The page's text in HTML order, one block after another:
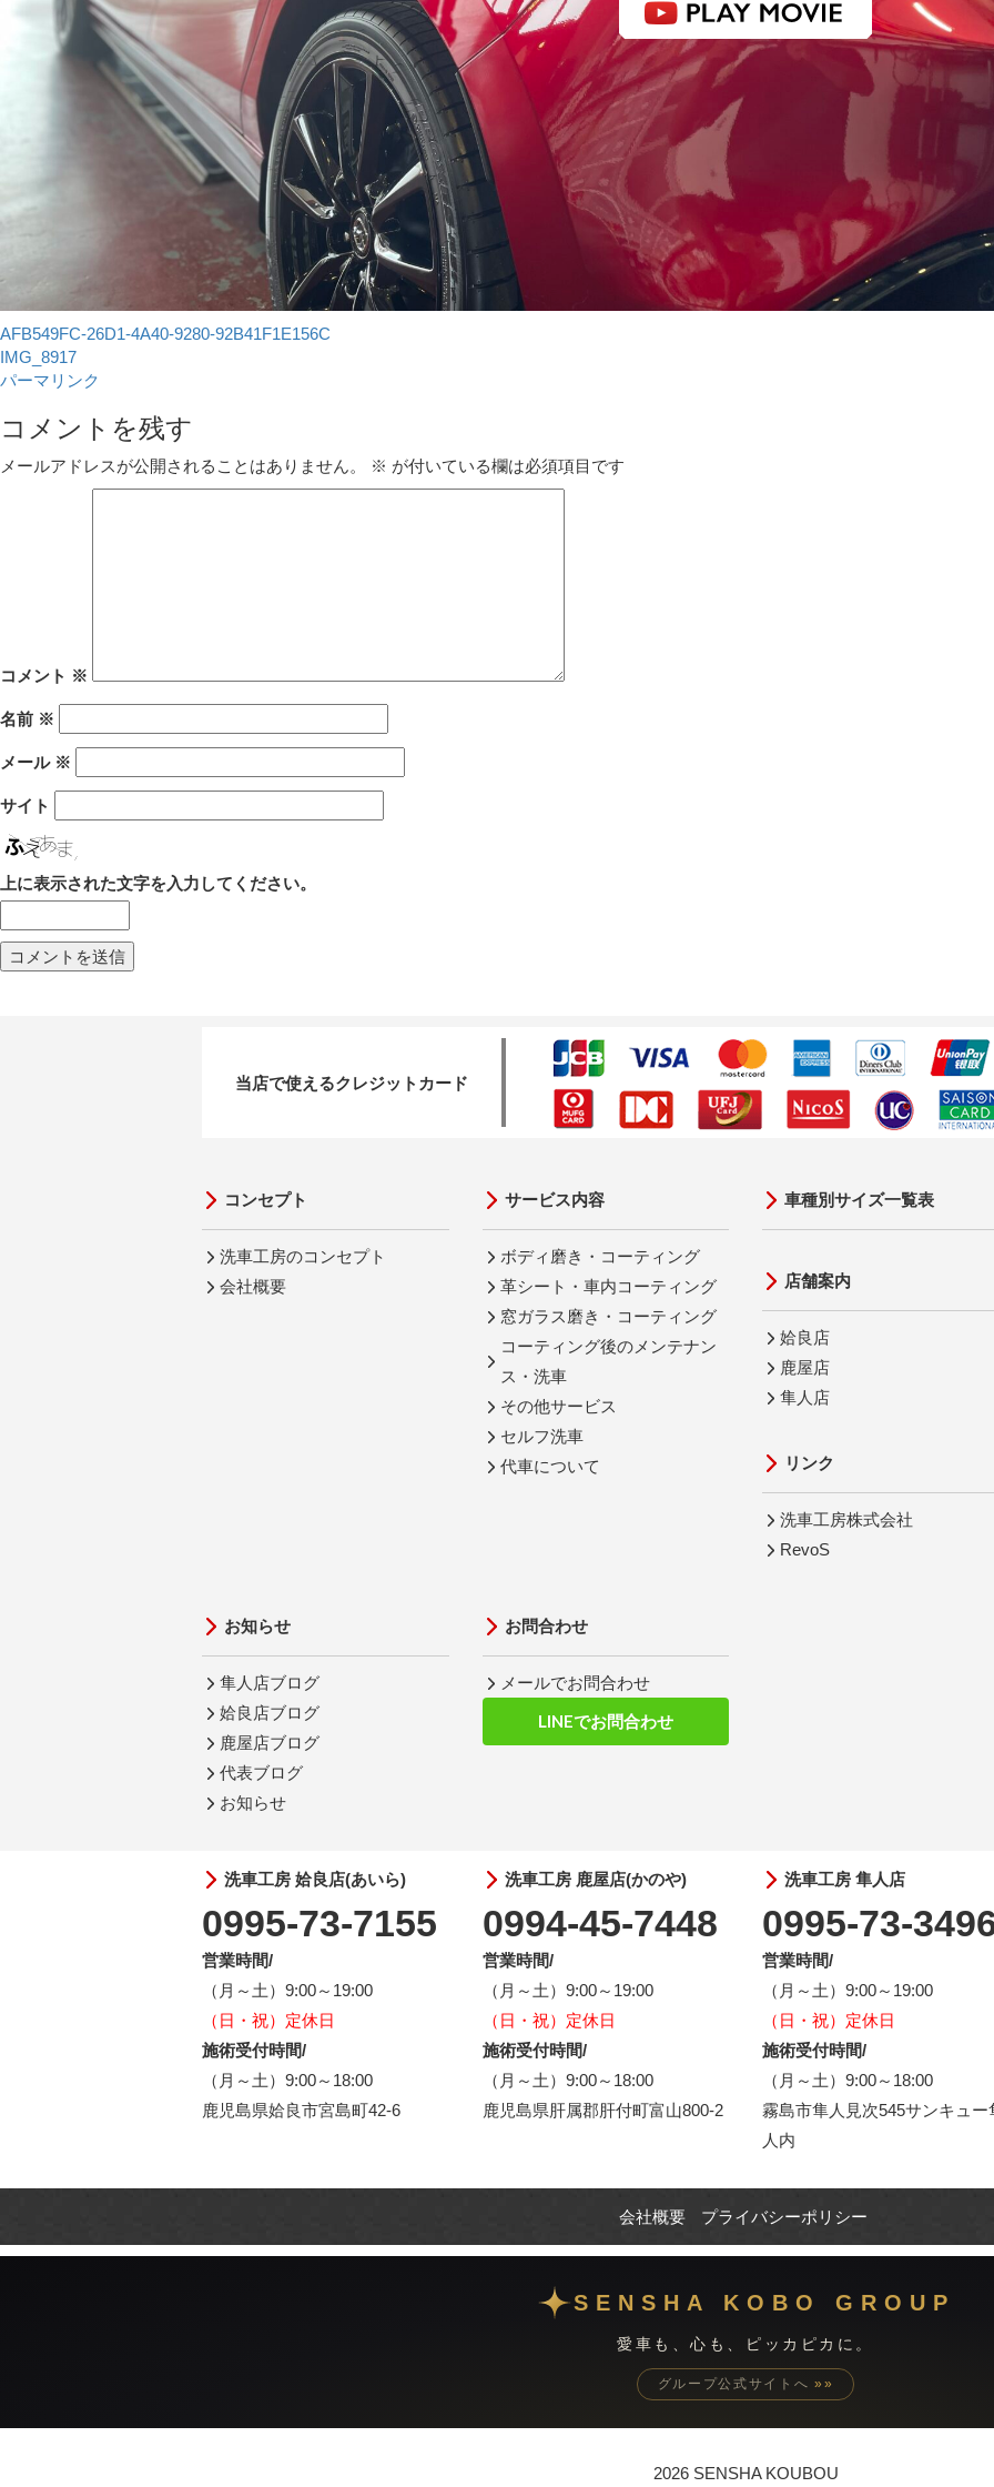
AFB549FC-26D1-4A40-9280-92B41F1E156C
IMG_8917
パーマリンク
コメントを残す
メールアドレスが公開されることはありません。 ※ が付いている欄は必須項目です
コメント ※
名前 ※
メール ※
サイト
上に表示された文字を入力してください。
当店で使えるクレジットカード
コンセプト
洗車工房のコンセプト
会社概要
サービス内容
ボディ磨き・コーティング
革シート・車内コーティング
窓ガラス磨き・コーティング
コーティング後のメンテナン
ス・洗車
その他サービス
セルフ洗車
代車について
車種別サイズ一覧表
店舗案内
姶良店
鹿屋店
隼人店
リンク
洗車工房株式会社
RevoS
お知らせ
隼人店ブログ
姶良店ブログ
鹿屋店ブログ
代表ブログ
お知らせ
お問合わせ
メールでお問合わせ
LINEでお問合わせ
洗車工房 姶良店(あいら)
0995-73-7155
営業時間/
（月～土）9:00～19:00
（日・祝）定休日
施術受付時間/
（月～土）9:00～18:00
鹿児島県姶良市宮島町42-6
洗車工房 鹿屋店(かのや)
0994-45-7448
営業時間/
（月～土）9:00～19:00
（日・祝）定休日
施術受付時間/
（月～土）9:00～18:00
鹿児島県肝属郡肝付町富山800-2
洗車工房 隼人店
0995-73-
営業時間/
（月～土）9:00～19:00
（日・祝）定休日
施術受付時間/
（月～土）9:00～18:00
霧島市隼人見次545サンキュー
人内
会社概要 プライバシーポリシー
SENSHA KOBO GROUP
愛車も、心も、ピッカピカに。
グループ公式サイトへ»»
2026 SENSHA KOUBOU